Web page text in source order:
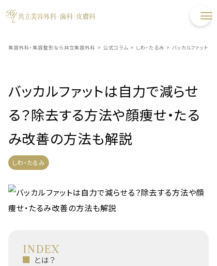
美容外科・美容整形なら共立美容外科 > 公式コラム > しわ・たるみ > バッカルファット
バッカルファットは自力で減らせ
る？除去する方法や顔痩せ・たる
み改善の方法も解説
しわ・たるみ
INDEX
とは？